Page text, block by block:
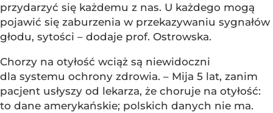
przydarzyć się każdemu z nas. U każdego mogą
pojawić się zaburzenia w przekazywaniu sygnałów
głodu, sytości – dodaje prof. Ostrowska.
Chorzy na otyłość wciąż są niewidoczni
dla systemu ochrony zdrowia. – Mija 5 lat, zanim
pacjent usłyszy od lekarza, że choruje na otyłość:
to dane amerykańskie; polskich danych nie ma.